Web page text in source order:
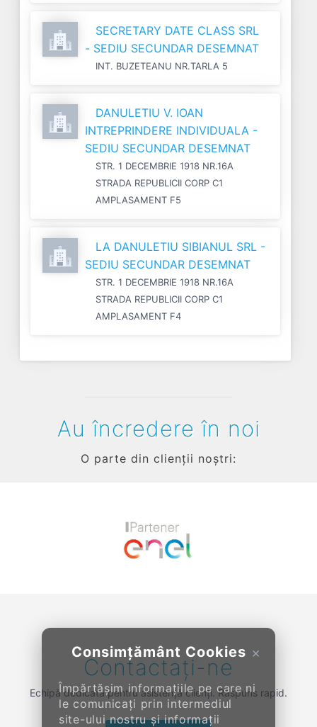
SECRETARY DATE CLASS SRL
- SEDIU SECUNDAR DESEMNAT
INT. BUZETEANU NR.TARLA 5
DANULETIU V. IOAN
INTREPRINDERE INDIVIDUALA -
SEDIU SECUNDAR DESEMNAT
STR. 1 DECEMBRIE 1918 NR.16A
STRADA REPUBLICII CORP C1
AMPLASAMENT F5
LA DANULETIU SIBIANUL SRL -
SEDIU SECUNDAR DESEMNAT
STR. 1 DECEMBRIE 1918 NR.16A
STRADA REPUBLICII CORP C1
AMPLASAMENT F4
×
Consimțământ Cookies
Împărtășim informațiile pe care ni
le comunicați prin intermediul
site-ului nostru și informații
Au încredere în noi
O parte din clienții noștri:
Contactați-ne
Echipă dedicată pentru asistență clienți. Răspuns rapid.